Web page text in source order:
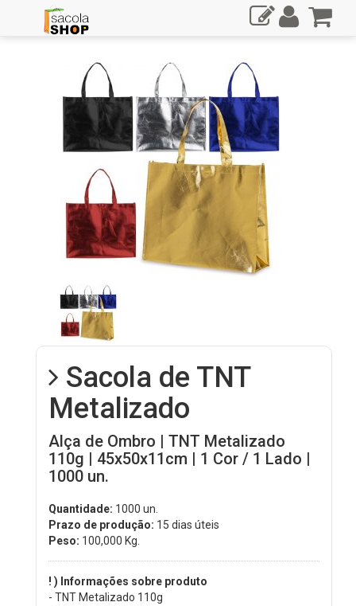
Sacola de TNT
Metalizado
Alça de Ombro | TNT Metalizado
110g | 45x50x11cm | 1 Cor / 1 Lado |
1000 un.
Quantidade: 1000 un.
Prazo de produção: 15 dias úteis
Peso: 100,000 Kg.
! ) Informações sobre produto
- TNT Metalizado 110g